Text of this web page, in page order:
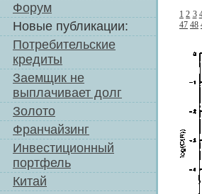
Форум
Новые публикации:
Потребительские
кредиты
Заемщик не
выплачивает долг
Золото
Франчайзинг
Инвестиционный
портфель
Китай
1 2 3
47 48